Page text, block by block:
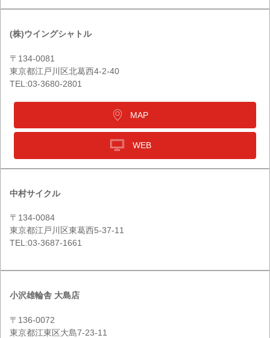
(株)ウイングシャトル
〒134-0081
東京都江戸川区北葛西4-2-40
TEL:03-3680-2801
MAP
WEB
中村サイクル
〒134-0084
東京都江戸川区東葛西5-37-11
TEL:03-3687-1661
小沢雄輪舎 大島店
〒136-0072
東京都江東区大島7-23-11